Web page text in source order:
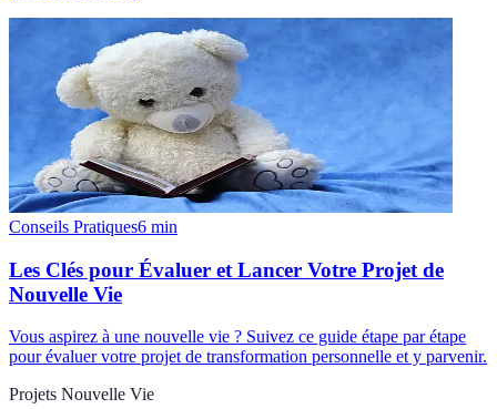
Conseils Pratiques6 min
Les Clés pour Évaluer et Lancer Votre Projet de
Nouvelle Vie
Vous aspirez à une nouvelle vie ? Suivez ce guide étape par étape
pour évaluer votre projet de transformation personnelle et y parvenir.
Projets Nouvelle Vie